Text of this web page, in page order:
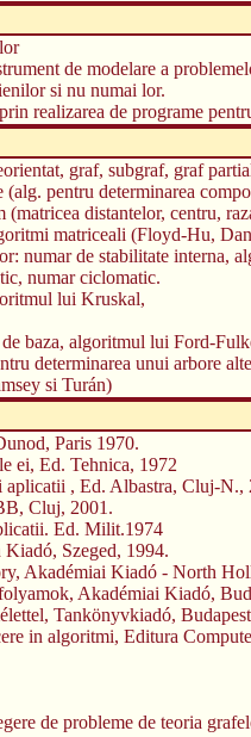
de modelare a
si nu numai lor.
realizarea de programe
graf, subgraf, graf
pentru determinarea
distantelor, centru,
matriceali (Floyd-Hu,
numar de stabilitate interna,
numar ciclomatic.
lui Kruskal,
baza, algoritmul lui Ford-
determinarea unui arbore
si Turán)
Paris 1970.
ei, Ed. Tehnica, 1972
aplicatii , Ed. Albastra, Cluj-N.,
Cluj, 2001.
Ed. Milit.1974
Szeged, 1994.
Akadémiai Kiadó - North
Akadémiai Kiadó,
Tankönyvkiadó,
in algoritmi, Editura
de probleme de teoria